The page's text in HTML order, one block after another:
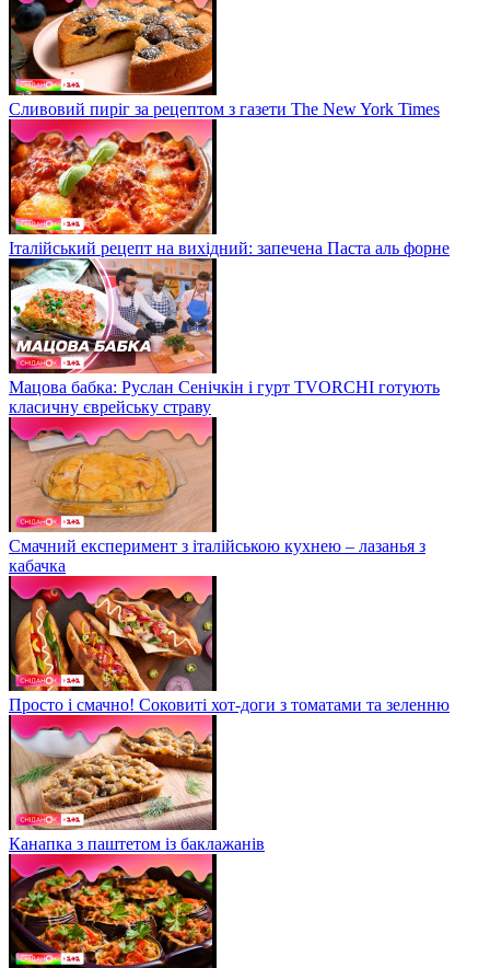
Сливовий пиріг за рецептом з газети The New York Times
Італійський рецепт на вихідний: запечена Паста аль форне
Мацова бабка: Руслан Сенічкін і гурт TVORCHI готують
класичну єврейську страву
Смачний експеримент з італійською кухнею – лазанья з
кабачка
Просто і смачно! Соковиті хот-доги з томатами та зеленню
Канапка з паштетом із баклажанів